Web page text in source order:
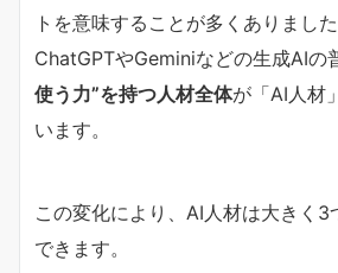
トを意味することが多くありまし
ChatGPTやGeminiなどの生成AIの
使う力”を持つ人材全体が「AI人材
います。
この変化により、AI人材は大きく3
できます。